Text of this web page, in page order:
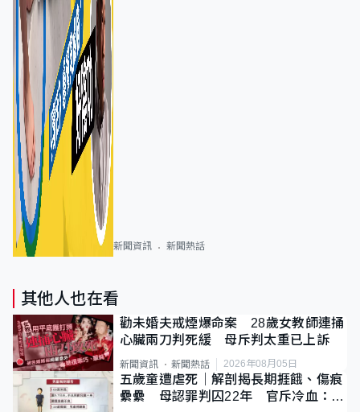
新聞資訊 新聞熱話
其他人也在看
勸未婚夫戒煙爆命案 28歲女教師連捅
心臟兩刀判死緩 母斥判太重已上訴
新聞資訊 新聞熱話 2026年08月05日
五歲童遭虐死｜解剖揭長期捱餓、傷痕
纍纍 母認罪判囚22年 官斥冷血：同